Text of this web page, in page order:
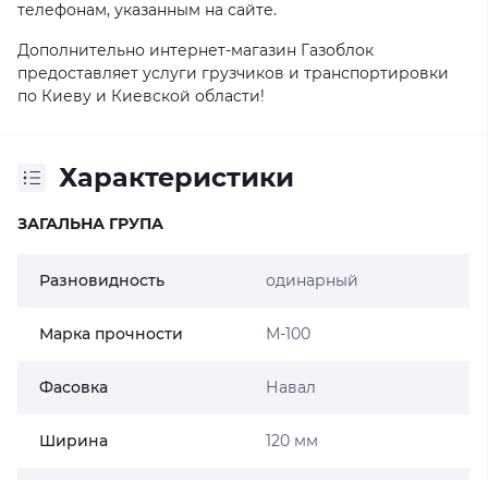
телефонам, указанным на сайте.
Дополнительно интернет-магазин Газоблок
предоставляет услуги грузчиков и транспортировки
по Киеву и Киевской области!
Характеристики
ЗАГАЛЬНА ГРУПА
Разновидность одинарный
Марка прочности М-100
Фасовка Навал
Ширина 120 мм